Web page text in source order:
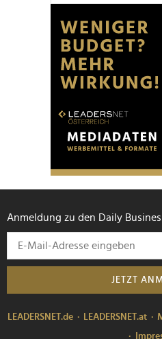
Anmeldung zu den Daily
JETZT
LEADERSNET.de LEADERSNET.at